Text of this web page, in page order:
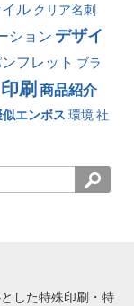
ル クリア名刺
ション デザイ
フレット ブラ
印刷 商品紹介
似エンボス 環境社
した特殊印刷・特